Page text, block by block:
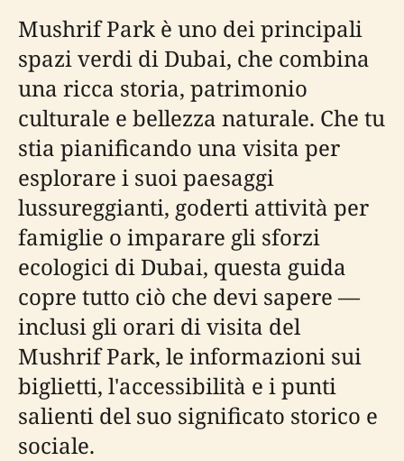
Mushrif Park è uno dei principali
spazi verdi di Dubai, che combina
una ricca storia, patrimonio
culturale e bellezza naturale. Che tu
stia pianificando una visita per
esplorare i suoi paesaggi
lussureggianti, goderti attività per
famiglie o imparare gli sforzi
ecologici di Dubai, questa guida
copre tutto ciò che devi sapere —
inclusi gli orari di visita del
Mushrif Park, le informazioni sui
biglietti, l'accessibilità e i punti
salienti del suo significato storico e
sociale.